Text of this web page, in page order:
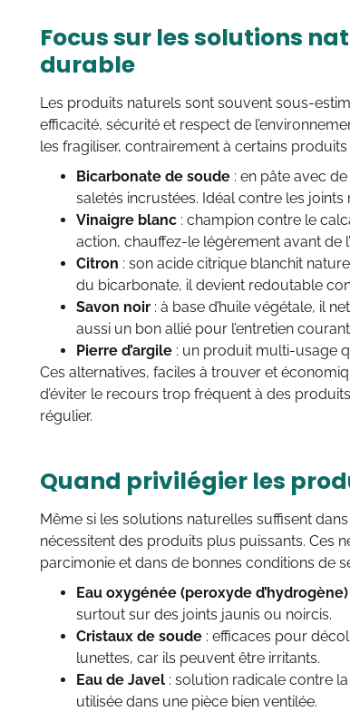
Focus sur les solutions
durable
Les produits naturels sont souvent sous-
efficacité, sécurité et respect de
les fragiliser, contrairement à certains
Bicarbonate de soude : en pâte avec
saletés incrustées. Idéal contre les joints
Vinaigre blanc : champion contre le
action, chauffez-le légèrement avant de
Citron : son acide citrique blanchit
du bicarbonate, il devient redoutable
Savon noir : à base d’huile végétale, il
aussi un bon allié pour l’entretien
Pierre d’argile : un produit multi-usage
Ces alternatives, faciles à trouver et
d’éviter le recours trop fréquent à des
régulier.
Quand privilégier les
Même si les solutions naturelles suffisent
nécessitent des produits plus puissants. Ces
parcimonie et dans de bonnes conditions de
Eau oxygénée (peroxyde d’hydrogène)
surtout sur des joints jaunis ou noircis.
Cristaux de soude : efficaces pour
lunettes, car ils peuvent être irritants.
Eau de Javel : solution radicale contre
utilisée dans une pièce bien ventilée.